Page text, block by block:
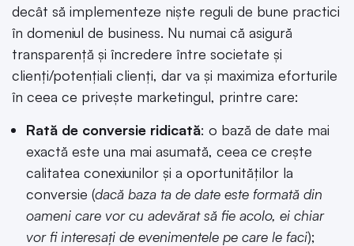
decât să implementeze niște reguli de bune practici
în domeniul de business. Nu numai că asigură
transparență și încredere între societate și
clienți/potențiali clienți, dar va și maximiza eforturile
în ceea ce privește marketingul, printre care:
Rată de conversie ridicată: o bază de date mai
exactă este una mai asumată, ceea ce crește
calitatea conexiunilor și a oportunităților la
conversie (dacă baza ta de date este formată din
oameni care vor cu adevărat să fie acolo, ei chiar
vor fi interesați de evenimentele pe care le faci);